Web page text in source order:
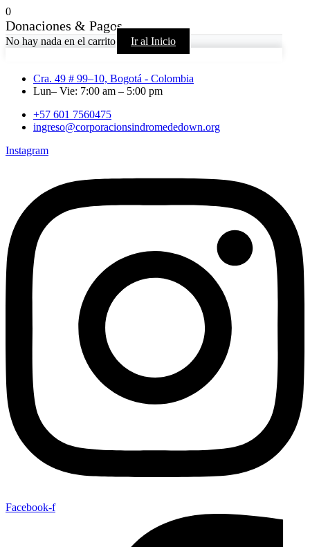
0
Donaciones & Pagos
No hay nada en el carrito Ir al Inicio
Cra. 49 # 99–10, Bogotá - Colombia
Lun– Vie: 7:00 am – 5:00 pm
+57 601 7560475
ingreso@corporacionsindromededown.org
Instagram
Facebook-f